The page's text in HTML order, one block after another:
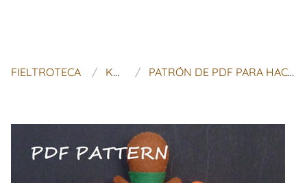
FIELTROTECA KOSUCAS PATRÓN DE PDF PARA HACER UN PAYASO DE FIELTRO